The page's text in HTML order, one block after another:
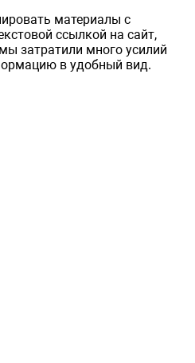
материалы с
ссылкой на сайт,
затратили много усилий
в удобный вид.